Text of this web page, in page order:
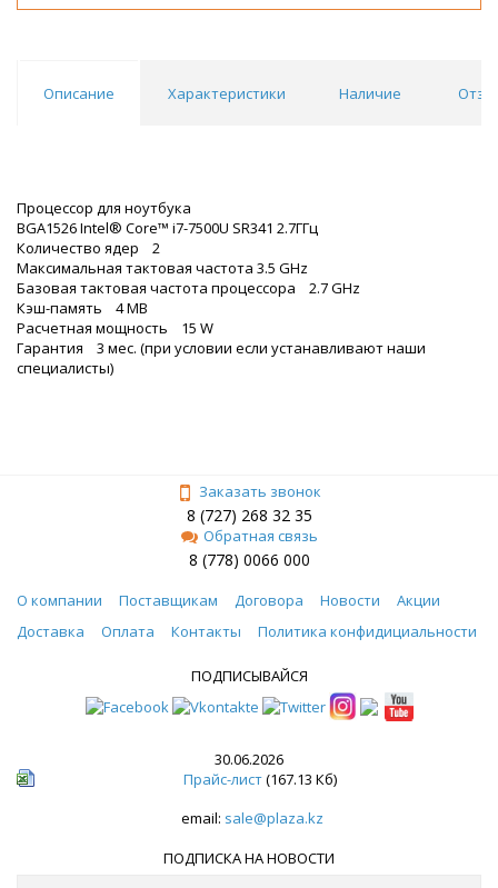
Описание Характеристики Наличие
Процессор для ноутбука
BGA1526 Intel® Core™ i7-7500U SR341 2.7ГГц
Количество ядер 2
Максимальная тактовая частота 3.5 GHz
Базовая тактовая частота процессора 2.7 GHz
Кэш-память 4 MB
Расчетная мощность 15 W
Гарантия 3 мес. (при условии если устанавливают наши
специалисты)
Заказать звонок
8 (727) 268 32 35
Обратная связь
8 (778) 0066 000
О компании Поставщикам Договора Новости
Акции
Доставка
Оплата Контакты Политика конфидициальности
ПОДПИСЫВАЙСЯ
30.06.2026
Прайс-лист(167.13 Кб)
email: sale@plaza.kz
ПОДПИСКА НА НОВОСТИ